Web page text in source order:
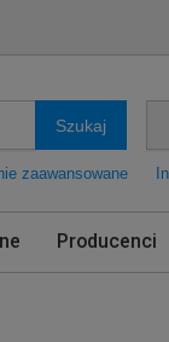
Szukaj
zaawansowane
Producenci